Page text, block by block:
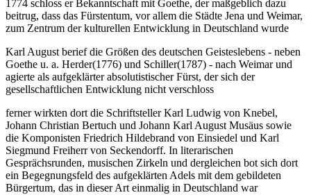
1774 schloss er Bekanntschaft mit Goethe, der maßgeblich dazu
beitrug, dass das Fürstentum, vor allem die Städte Jena und Weimar,
zum Zentrum der kulturellen Entwicklung in Deutschland wurde
Karl August berief die Größen des deutschen Geisteslebens - neben
Goethe u. a. Herder(1776) und Schiller(1787) - nach Weimar und
agierte als aufgeklärter absolutistischer Fürst, der sich der
gesellschaftlichen Entwicklung nicht verschloss
ferner wirkten dort die Schriftsteller Karl Ludwig von Knebel,
Johann Christian Bertuch und Johann Karl August Musäus sowie
die Komponisten Friedrich Hildebrand von Einsiedel und Karl
Siegmund Freiherr von Seckendorff. In literarischen
Gesprächsrunden, musischen Zirkeln und dergleichen bot sich dort
ein Begegnungsfeld des aufgeklärten Adels mit dem gebildeten
Bürgertum, das in dieser Art einmalig in Deutschland war